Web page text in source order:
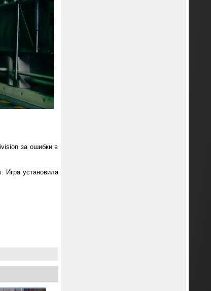
за ошибки в
Игра установила